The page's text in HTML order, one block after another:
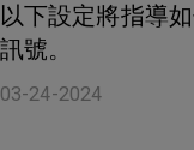
以下設定將指導
訊號。
03-24-2024